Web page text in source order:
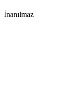
İnanılmaz